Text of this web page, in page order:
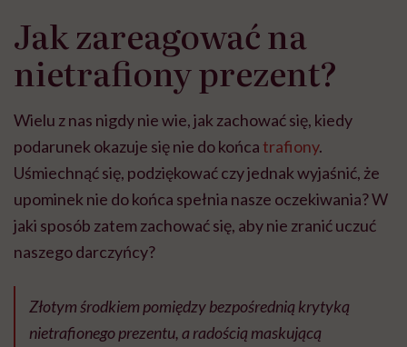
Jak zareagować na
nietrafiony prezent?
Wielu z nas nigdy nie wie, jak zachować się, kiedy
podarunek okazuje się nie do końcatrafiony.
Uśmiechnąć się, podziękować czy jednak wyjaśnić, że
upominek nie do końca spełnia nasze oczekiwania? W
jaki sposób zatem zachować się, aby nie zranić uczuć
naszego darczyńcy?
Złotym środkiem pomiędzy bezpośrednią krytyką
nietrafionego prezentu, a radością maskującą